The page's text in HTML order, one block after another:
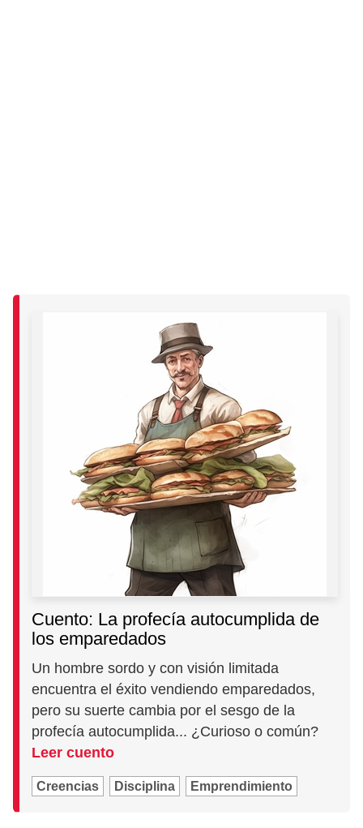
Cuento: La profecía autocumplida de
los emparedados
Un hombre sordo y con visión limitada
encuentra el éxito vendiendo emparedados,
pero su suerte cambia por el sesgo de la
profecía autocumplida... ¿Curioso o común?
Leer cuento
Creencias Disciplina Emprendimiento